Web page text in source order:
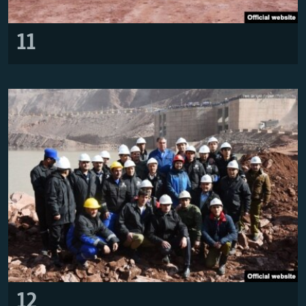
11